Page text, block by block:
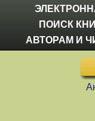
ПОИСК
АВТОРАМ И